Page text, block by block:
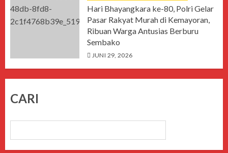
Hari Bhayangkara ke-80, Polri Gelar
Pasar Rakyat Murah di Kemayoran,
Ribuan Warga Antusias Berburu
Sembako
JUNI 29, 2026
CARI